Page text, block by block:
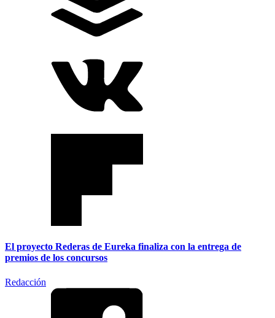
El proyecto Rederas de Eureka finaliza con la entrega de
premios de los concursos
Redacción